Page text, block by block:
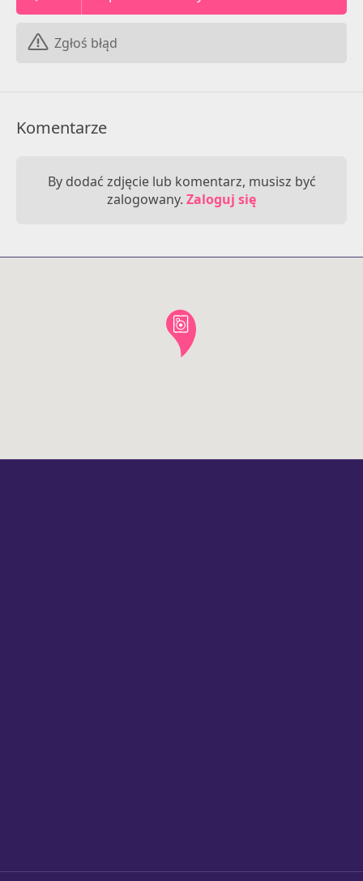
Zgłoś błąd
Komentarze
By dodać zdjęcie lub komentarz, musisz być
zalogowany. Zaloguj się